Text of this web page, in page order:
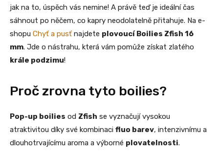
jak na to, úspěch vás nemine! A právě teď je ideální čas
sáhnout po něčem, co kapry neodolatelně přitahuje. Na e-
shopu Chyť a pusť najdete plovoucí Boilies Zfish 16
mm. Jde o nástrahu, která vám pomůže získat zlatého
krále podzimu!
Proč zrovna tyto boilies?
Pop-up boilies od Zfish se vyznačují vysokou
atraktivitou díky své kombinaci fluo barev, intenzivnímu a
dlouhotrvajícímu aroma a výborné plovatelnosti.